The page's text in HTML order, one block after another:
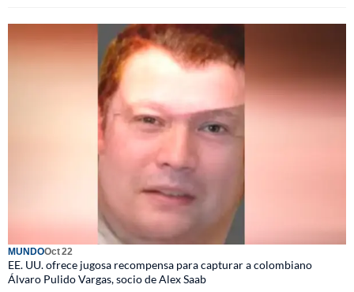
MUNDOOct 22
EE. UU. ofrece jugosa recompensa para capturar a colombiano
Álvaro Pulido Vargas, socio de Alex Saab